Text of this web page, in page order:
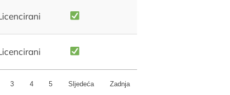
3 4 5 Sljedeća Zadnja